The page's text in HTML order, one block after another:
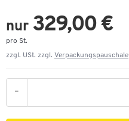
nur 329,00 €
pro St.
zzgl. USt. zzgl. Verpackungspauschale
-